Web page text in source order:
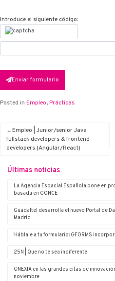
Introduce el siguiente código:
Enviar formulario
Posted in Empleo,Prácticas
Empleo | Junior/senior Java
fullstack developers & frontend
developers (Angular/React)
Últimas noticias
La Agencia Espacial Española pone en
basada en G·ONCE
Guadaltel desarrolla el nuevo Portal de
Madrid
‘Háblale a tu formulario’: G·FORMS
25N | Que no te sea indiferente
G·NEXIA en las grandes citas de
noviembre